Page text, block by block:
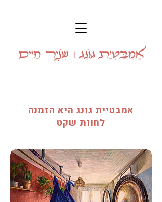
אמבטיית גונג היא הזמנה
לחוות שקט